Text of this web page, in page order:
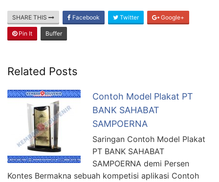
SHARE THIS Facebook Twitter Google+
Pin It Buffer
Related Posts
Contoh Model Plakat PT
BANK SAHABAT
SAMPOERNA
Saringan Contoh Model Plakat
PT BANK SAHABAT
SAMPOERNA demi Persen
Kontes Bermakna sebuah kompetisi aplikasi Contoh